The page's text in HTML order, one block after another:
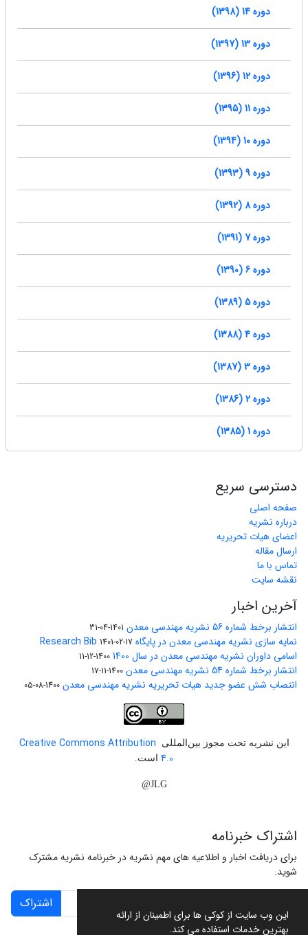
این وب سایت از کوکی ها برای اطمینان از ارائه
بهترین خدمات استفاده می کند.
دوره 14 (1398)
دوره 13 (1397)
دوره 12 (1396)
دوره 11 (1395)
دوره 10 (1394)
دوره 9 (1393)
دوره 8 (1392)
دوره 7 (1391)
دوره 6 (1390)
دوره 5 (1389)
دوره 4 (1388)
دوره 3 (1387)
دوره 2 (1386)
دوره 1 (1385)
دسترسی سریع
صفحه اصلی
درباره نشریه
اعضای هیات تحریریه
ارسال مقاله
تماس با ما
نقشه سایت
آخرین اخبار
انتشار برخط شماره 56 نشریه مهندسی معدن 1401-04-31
نمایه سازی نشریه مهندسی معدن در پایگاه Research Bib 1401-02-17
اسامی داوران نشریه مهندسی معدن در سال 1400 1400-12-11
انتشار برخط شماره 54 نشریه مهندسی معدن 1400-11-17
انتصاب شش عضو جدید هیات تحریریه نشریه مهندسی معدن 1400-08-05
این نشریه تحت مجوز بین‌المللی
Creative Commons Attribution
4.0 است.
JLG@
اشتراک خبرنامه
برای دریافت اخبار و اطلاعیه های مهم نشریه در خبرنامه نشریه مشترک
شوید.
اشتراک